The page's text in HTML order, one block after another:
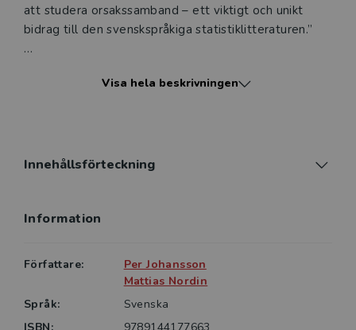
att studera orsakssamband – ett viktigt och unikt
bidrag till den svenskspråkiga statistiklitteraturen.”
både data- och statistikintresserade studenter som
vill ha metoder för att svara på viktiga
Anna Dreber, professor i nationalekonomi,
Handelshögskolan I Stockholm
Visa hela beskrivningen
Innehållsförteckning
Information
Författare:
Per Johansson
Mattias Nordin
Språk:
Svenska
ISBN:
9789144177663